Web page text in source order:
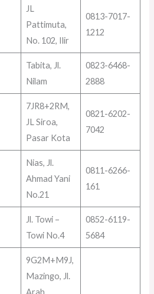
JL
Pattimuta,
No. 102, Ilir
0813-7017-
1212
Tabita, Jl.
Nilam
0823-6468-
2888
7JR8+2RM,
JL Siroa,
Pasar Kota
0821-6202-
7042
Nias, Jl.
Ahmad Yani
No.21
0811-6266-
161
Jl. Towi –
Towi No.4
0852-6119-
5684
9G2M+M9J,
Mazingo, Jl.
Arah